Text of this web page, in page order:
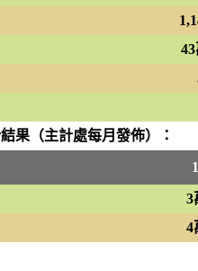
果（主計處每月發佈）：
3
4